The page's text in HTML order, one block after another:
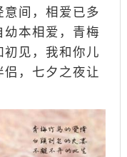
间，相爱已多
本相爱，青梅
见，我和你儿
，七夕之夜让